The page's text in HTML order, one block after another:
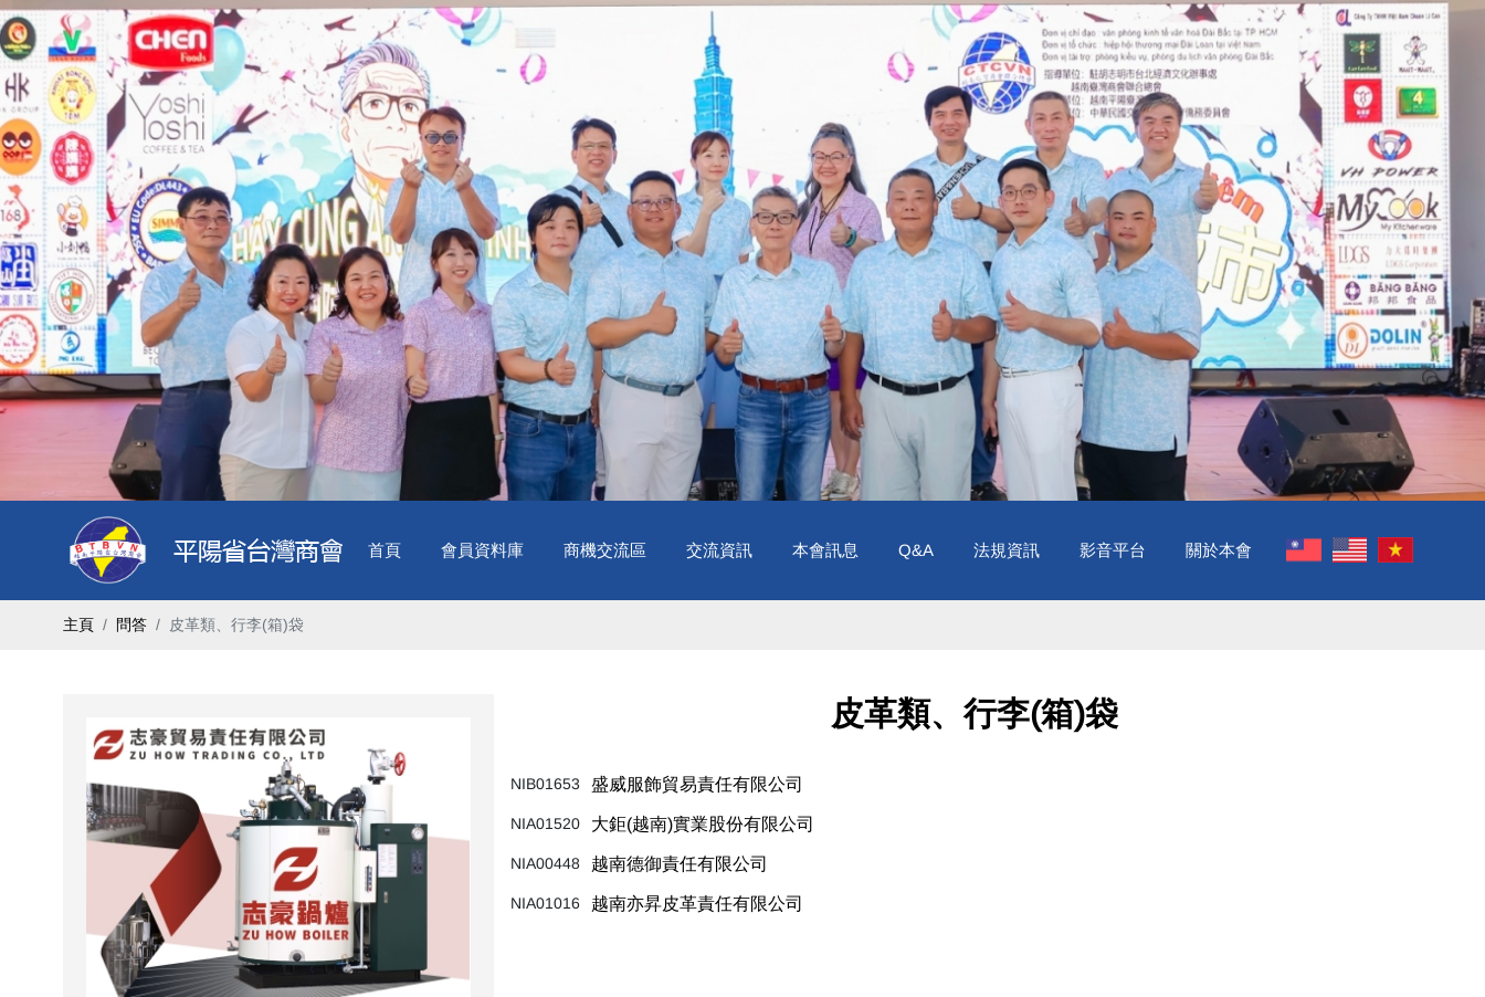
首頁 會員資料庫 商機交流區 交流資訊 本會訊息 Q&A 法規資訊 影音平台 關於本會
主頁 問答 皮革類、行李(箱)袋
皮革類、行李(箱)袋
NIB01653 盛威服飾貿易責任有限公司
NIA01520 大鉅(越南)實業股份有限公司
NIA00448 越南德御責任有限公司
NIA01016 越南亦昇皮革責任有限公司